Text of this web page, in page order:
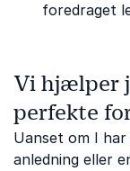
foredraget
Vi hjælper
perfekte
Uanset om I
anledning eller